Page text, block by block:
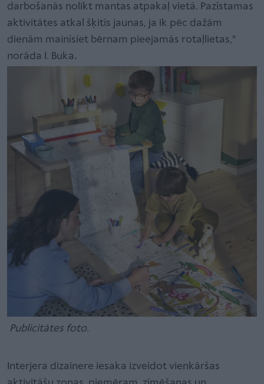
darbošanās nolikt mantas atpakaļ vietā. Pazīstamas
aktivitātes atkal šķitīs jaunas, ja ik pēc dažām
dienām mainīsiet bērnam pieejamās rotaļlietas,"
norāda I. Buka.
Publicitātes foto.
Interjera dizainere iesaka izveidot vienkāršas